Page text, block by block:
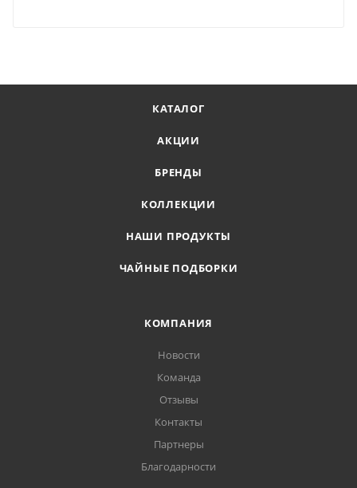
КАТАЛОГ
АКЦИИ
БРЕНДЫ
КОЛЛЕКЦИИ
НАШИ ПРОДУКТЫ
ЧАЙНЫЕ ПОДБОРКИ
КОМПАНИЯ
Новости
Команда
Отзывы
Контакты
Партнеры
Благодарности